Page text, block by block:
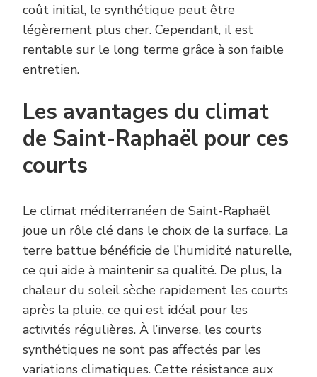
coût initial, le synthétique peut être
légèrement plus cher. Cependant, il est
rentable sur le long terme grâce à son faible
entretien.
Les avantages du climat
de Saint-Raphaël pour ces
courts
Le climat méditerranéen de Saint-Raphaël
joue un rôle clé dans le choix de la surface. La
terre battue bénéficie de l’humidité naturelle,
ce qui aide à maintenir sa qualité. De plus, la
chaleur du soleil sèche rapidement les courts
après la pluie, ce qui est idéal pour les
activités régulières. À l’inverse, les courts
synthétiques ne sont pas affectés par les
variations climatiques. Cette résistance aux